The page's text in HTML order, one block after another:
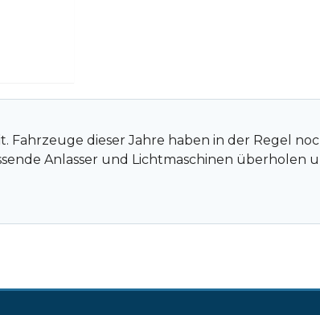
Fahrzeuge dieser Jahre haben in der Regel
Anlasser und Lichtmaschinen überholen